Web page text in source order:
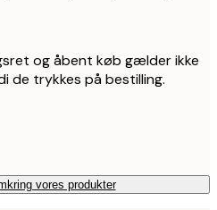
og åbent køb gælder ikke
de trykkes på bestilling.
vores produkter